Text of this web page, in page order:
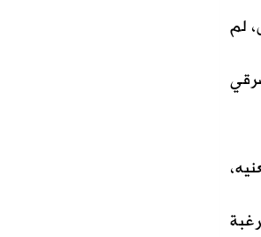
لم
شرقي